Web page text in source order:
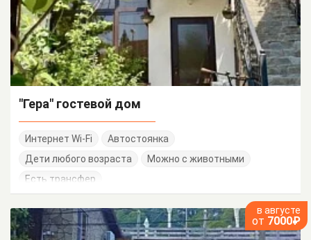
"Гера" гостевой дом
Интернет Wi-Fi
Автостоянка
Дети любого возраста
Можно с животными
Есть трансфер
в августе
от 7000₽